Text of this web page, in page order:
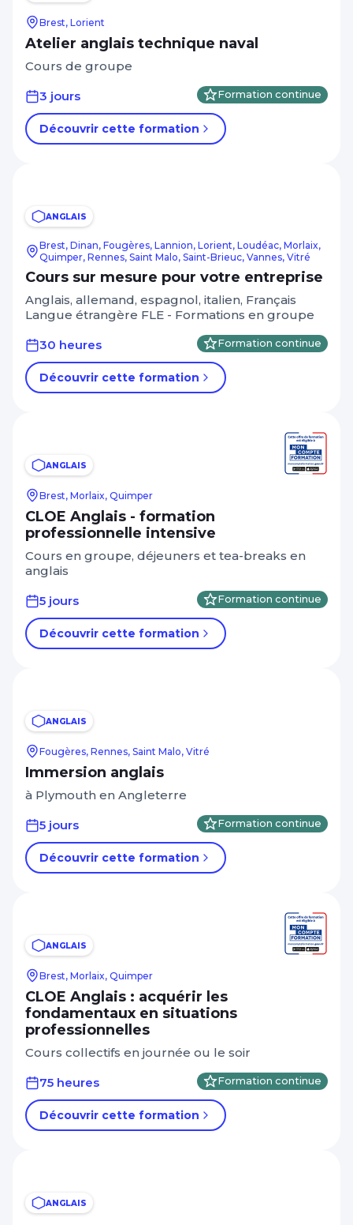
Management Leadership
Marketing et communication digitale
Mécanique
Réseaux électriques et télécom
Ressources humaines
Sécurité Prévention Qualité Hygiène
Spécial dirigeant
Système information Bureautique
PAO / CAO
Autres critères
CPF
A distance
Apprentissage, alternance, diplômant
Niveau de sortie
CAP, BEP - Niveau 3
BAC - Niveau 4
BAC+2 - Niveau 5
Afficher plus
Brest, Lorient
Atelier anglais technique naval
Cours de groupe
3 jours
Formation continue
Découvrir cette formation
ANGLAIS
Brest, Dinan, Fougères, Lannion, Lorient, Loudéac, Morlaix,
Quimper, Rennes, Saint Malo, Saint-Brieuc, Vannes, Vitré
Cours sur mesure pour votre entreprise
Anglais, allemand, espagnol, italien, Français
Langue étrangère FLE - Formations en groupe
30 heures
Formation continue
Découvrir cette formation
ANGLAIS
Brest, Morlaix, Quimper
CLOE Anglais - formation
professionnelle intensive
Cours en groupe, déjeuners et tea-breaks en
anglais
5 jours
Formation continue
Découvrir cette formation
ANGLAIS
Fougères, Rennes, Saint Malo, Vitré
Immersion anglais
à Plymouth en Angleterre
5 jours
Formation continue
Découvrir cette formation
ANGLAIS
Brest, Morlaix, Quimper
CLOE Anglais : acquérir les
fondamentaux en situations
professionnelles
Cours collectifs en journée ou le soir
75 heures
Formation continue
Découvrir cette formation
ANGLAIS